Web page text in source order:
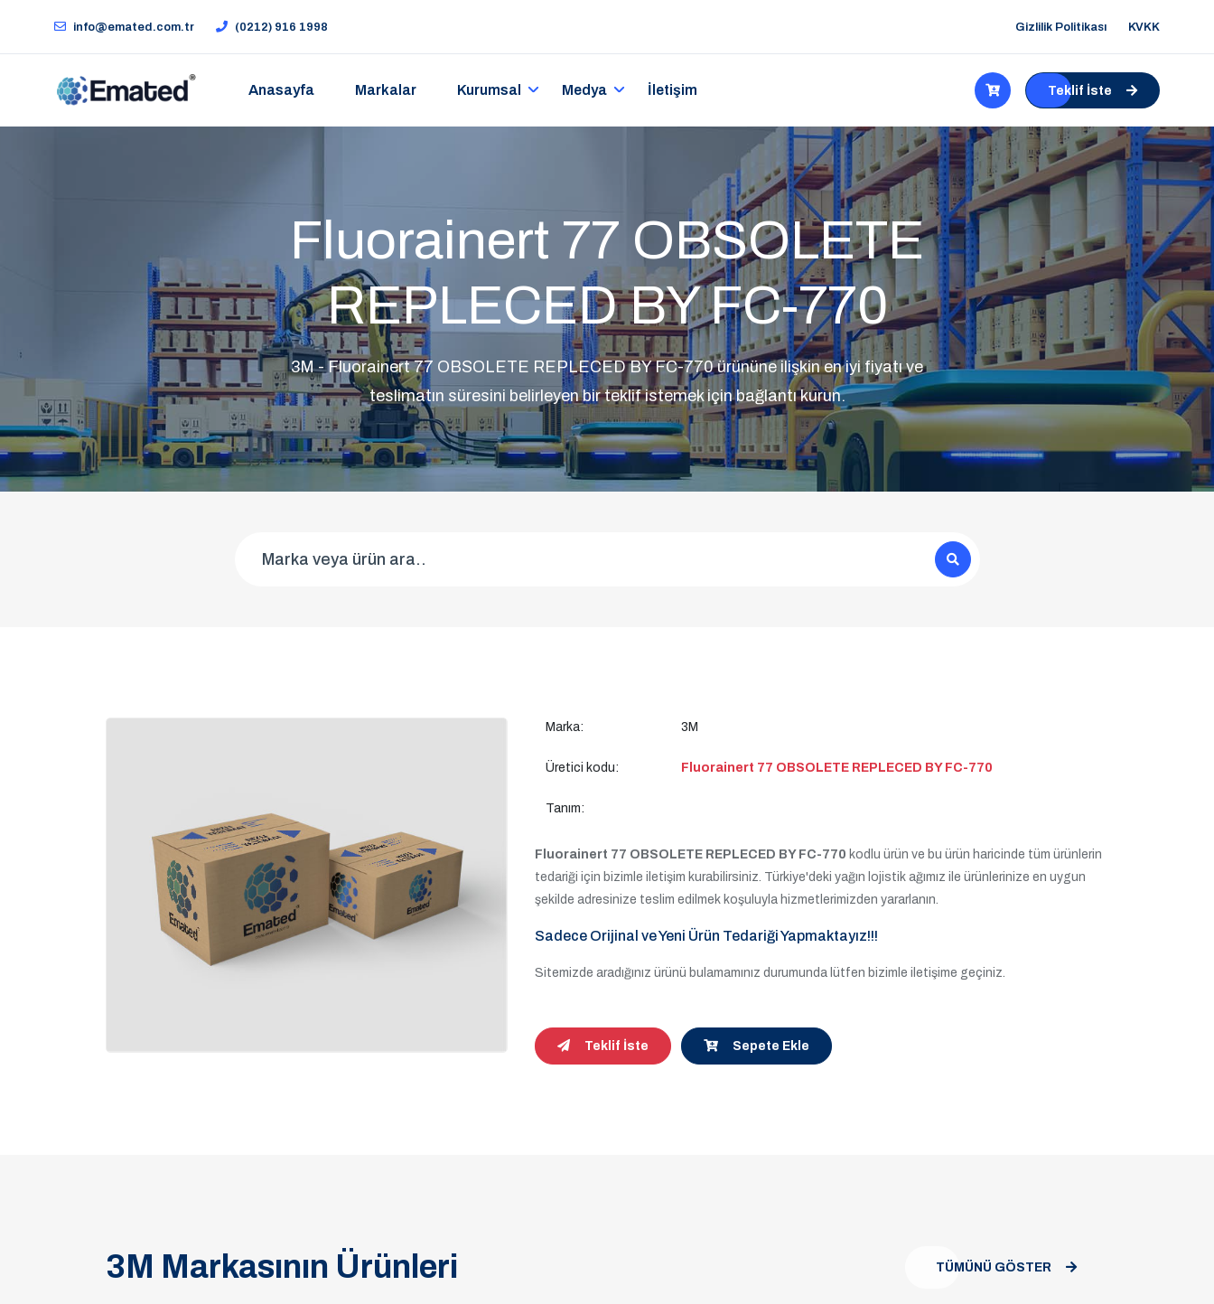
info@emated.com.tr (0212) 916 1998 Gizlilik Politikası KVKK
Anasayfa Markalar Kurumsal Medya İletişim Teklif İste
Fluorainert 77 OBSOLETE
REPLECED BY FC-770
3M - Fluorainert 77 OBSOLETE REPLECED BY FC-770 ürününe ilişkin en iyi fiyatı ve
teslimatın süresini belirleyen bir teklif istemek için bağlantı kurun.
Marka: 3M
Üretici kodu: Fluorainert 77 OBSOLETE REPLECED BY FC-770
Tanım:
Fluorainert 77 OBSOLETE REPLECED BY FC-770 kodlu ürün ve bu ürün haricinde tüm ürünlerin
tedariği için bizimle iletişim kurabilirsiniz. Türkiye'deki yağın lojistik ağımız ile ürünlerinize en uygun
şekilde adresinize teslim edilmek koşuluyla hizmetlerimizden yararlanın.
Sadece Orijinal ve Yeni Ürün Tedariği Yapmaktayız!!!
Sitemizde aradığınız ürünü bulamamınız durumunda lütfen bizimle iletişime geçiniz.
Teklif İste Sepete Ekle
3M Markasının Ürünleri TÜMÜNÜ GÖSTER